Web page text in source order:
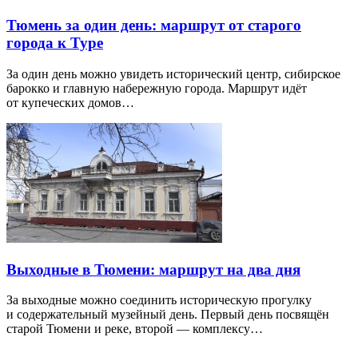
Тюмень за один день: маршрут от старого
города к Туре
За один день можно увидеть исторический центр, сибирское
барокко и главную набережную города. Маршрут идёт
от купеческих домов…
Выходные в Тюмени: маршрут на два дня
За выходные можно соединить историческую прогулку
и содержательный музейный день. Первый день посвящён
старой Тюмени и реке, второй — комплексу…